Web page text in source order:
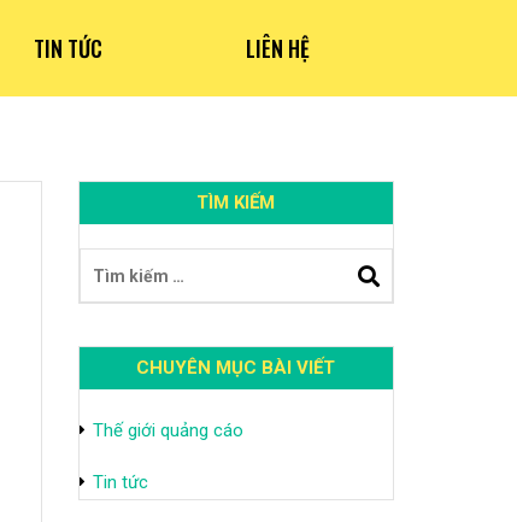
TIN TỨC LIÊN HỆ
TÌM KIẾM
CHUYÊN MỤC BÀI VIẾT
Thế giới quảng cáo
Tin tức